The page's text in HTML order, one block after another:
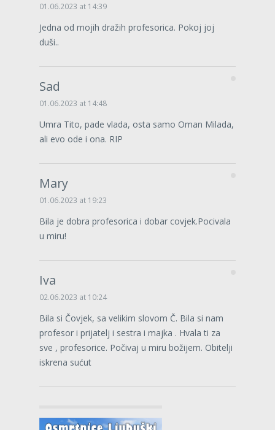
01.06.2023 at 14:39
Jedna od mojih dražih profesorica. Pokoj joj
duši..
Sad
01.06.2023 at 14:48
Umra Tito, pade vlada, osta samo Oman Milada,
ali evo ode i ona. RIP
Mary
01.06.2023 at 19:23
Bila je dobra profesorica i dobar covjek.Pocivala
u miru!
Iva
02.06.2023 at 10:24
Bila si Čovjek, sa velikim slovom Č. Bila si nam
profesor i prijatelj i sestra i majka . Hvala ti za
sve , profesorice. Počivaj u miru božijem. Obitelji
iskrena sućut